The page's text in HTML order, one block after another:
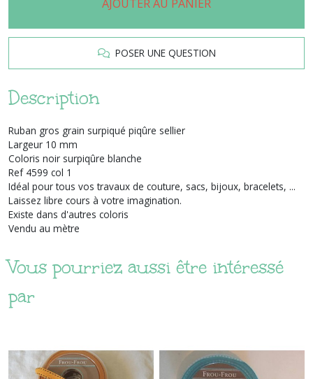
AJOUTER AU PANIER
POSER UNE QUESTION
Description
Ruban gros grain surpiqué piqûre sellier
Largeur 10 mm
Coloris noir surpiqûre blanche
Ref 4599 col 1
Idéal pour tous vos travaux de couture, sacs, bijoux, bracelets, ...
Laissez libre cours à votre imagination.
Existe dans d'autres coloris
Vendu au mètre
Vous pourriez aussi être intéressé
par